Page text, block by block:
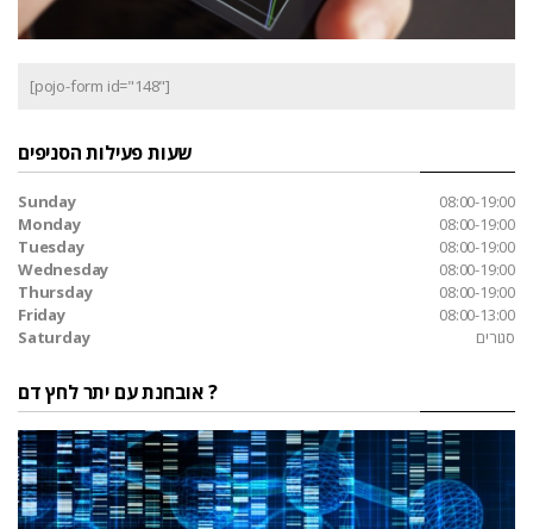
[pojo-form id="148"]
שעות פעילות הסניפים
Sunday
08:00-19:00
Monday
08:00-19:00
Tuesday
08:00-19:00
Wednesday
08:00-19:00
Thursday
08:00-19:00
Friday
08:00-13:00
Saturday
סגורים
אובחנת עם יתר לחץ דם ?